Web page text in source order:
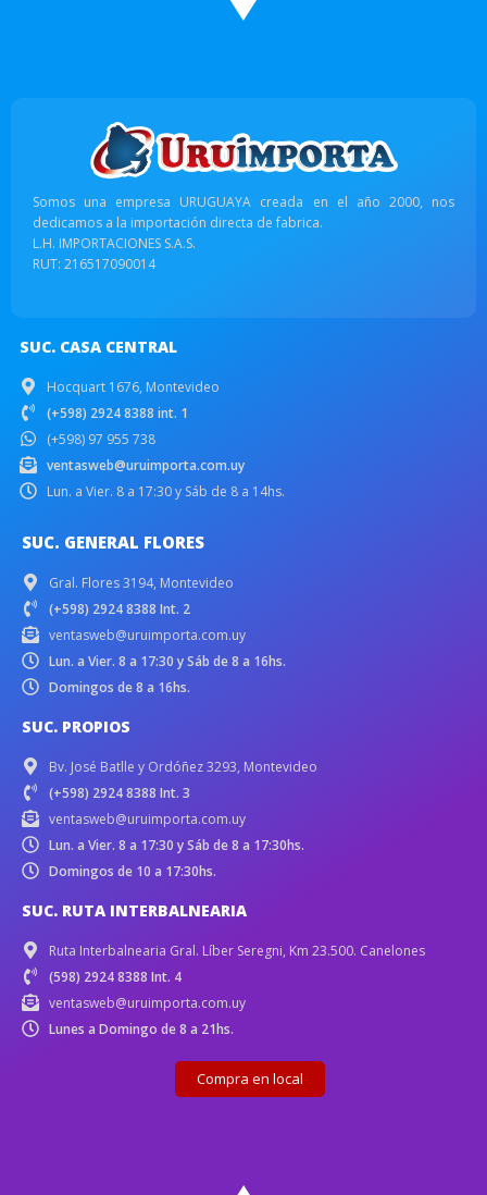
Somos una empresa URUGUAYA creada en el año 2000, nos
dedicamos a la importación directa de fabrica.
L.H. IMPORTACIONES S.A.S.
RUT: 216517090014
SUC. CASA CENTRAL
Hocquart 1676, Montevideo
(+598) 2924 8388 int. 1
(+598) 97 955 738
ventasweb@uruimporta.com.uy
Lun. a Vier. 8 a 17:30 y Sáb de 8 a 14hs.
SUC. GENERAL FLORES
Gral. Flores 3194, Montevideo
(+598) 2924 8388 Int. 2
ventasweb@uruimporta.com.uy
Lun. a Vier. 8 a 17:30 y Sáb de 8 a 16hs.
Domingos de 8 a 16hs.
SUC. PROPIOS
Bv. José Batlle y Ordóñez 3293, Montevideo
(+598) 2924 8388 Int. 3
ventasweb@uruimporta.com.uy
Lun. a Vier. 8 a 17:30 y Sáb de 8 a 17:30hs.
Domingos de 10 a 17:30hs.
SUC. RUTA INTERBALNEARIA
Ruta Interbalnearia Gral. Líber Seregni, Km 23.500. Canelones
(598) 2924 8388 Int. 4
ventasweb@uruimporta.com.uy
Lunes a Domingo de 8 a 21hs.
Compra en local